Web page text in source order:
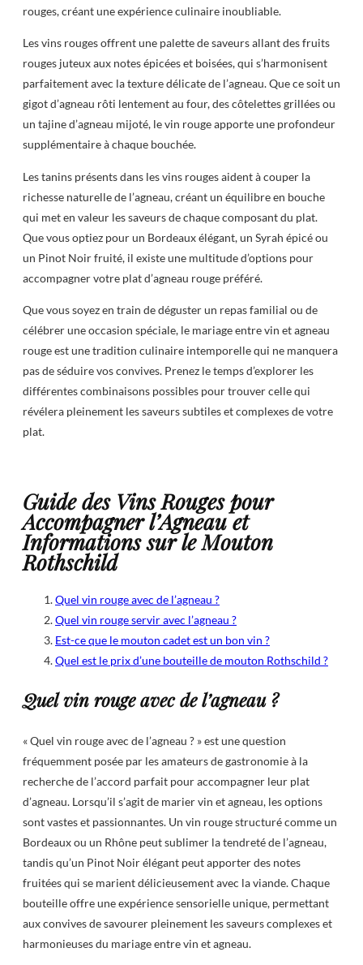
rouges, créant une expérience culinaire inoubliable.
Les vins rouges offrent une palette de saveurs allant des fruits
rouges juteux aux notes épicées et boisées, qui s’harmonisent
parfaitement avec la texture délicate de l’agneau. Que ce soit un
gigot d’agneau rôti lentement au four, des côtelettes grillées ou
un tajine d’agneau mijoté, le vin rouge apporte une profondeur
supplémentaire à chaque bouchée.
Les tanins présents dans les vins rouges aident à couper la
richesse naturelle de l’agneau, créant un équilibre en bouche
qui met en valeur les saveurs de chaque composant du plat.
Que vous optiez pour un Bordeaux élégant, un Syrah épicé ou
un Pinot Noir fruité, il existe une multitude d’options pour
accompagner votre plat d’agneau rouge préféré.
Que vous soyez en train de déguster un repas familial ou de
célébrer une occasion spéciale, le mariage entre vin et agneau
rouge est une tradition culinaire intemporelle qui ne manquera
pas de séduire vos convives. Prenez le temps d’explorer les
différentes combinaisons possibles pour trouver celle qui
révélera pleinement les saveurs subtiles et complexes de votre
plat.
Guide des Vins Rouges pour
Accompagner l’Agneau et
Informations sur le Mouton
Rothschild
Quel vin rouge avec de l’agneau ?
Quel vin rouge servir avec l’agneau ?
Est-ce que le mouton cadet est un bon vin ?
Quel est le prix d’une bouteille de mouton Rothschild ?
Quel vin rouge avec de l’agneau ?
« Quel vin rouge avec de l’agneau ? » est une question
fréquemment posée par les amateurs de gastronomie à la
recherche de l’accord parfait pour accompagner leur plat
d’agneau. Lorsqu’il s’agit de marier vin et agneau, les options
sont vastes et passionnantes. Un vin rouge structuré comme un
Bordeaux ou un Rhône peut sublimer la tendreté de l’agneau,
tandis qu’un Pinot Noir élégant peut apporter des notes
fruitées qui se marient délicieusement avec la viande. Chaque
bouteille offre une expérience sensorielle unique, permettant
aux convives de savourer pleinement les saveurs complexes et
harmonieuses du mariage entre vin et agneau.